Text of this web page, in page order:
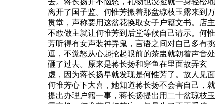
离开了国子监。何惟芳搬着那盆琼枝玉露来到万
贯堂，声称要用这盆花换取女子户籍文书。店主
不敢做主就让何惟芳到后堂等候自己请示。何惟
芳听得有女声装神弄鬼，言语之间对自己多有挑
逗，不觉怒从心起抡起眼前的茶盅就朝着声音处
砸了过去。原来是蒋长扬和穿鱼在里面故弄玄
虚，因为蒋长扬早就发现是何惟芳了。故人见面
何惟芳心下大喜，她知道蒋长扬不会害自己，就
提出办理户籍一事，蒋长扬提出用二十盆琼枝玉